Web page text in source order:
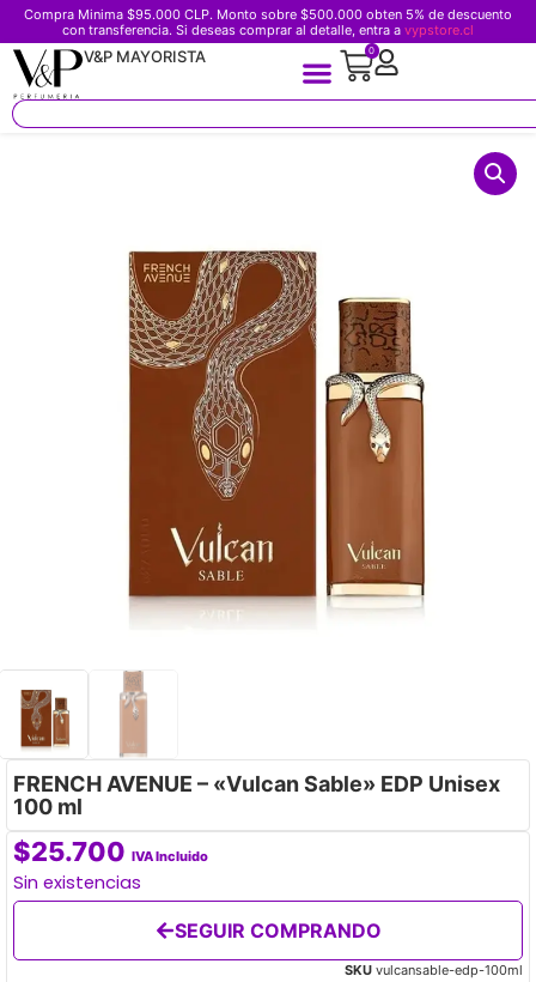
Compra Minima $95.000 CLP. Monto sobre $500.000 obten 5% de descuento
con transferencia. Si deseas comprar al detalle, entra a vypstore.cl
V&P MAYORISTA 0
FRENCH AVENUE – «Vulcan Sable» EDP Unisex
100 ml
$25.700 IVA Incluido
Sin existencias
SEGUIR COMPRANDO
SKU vulcansable-edp-100ml